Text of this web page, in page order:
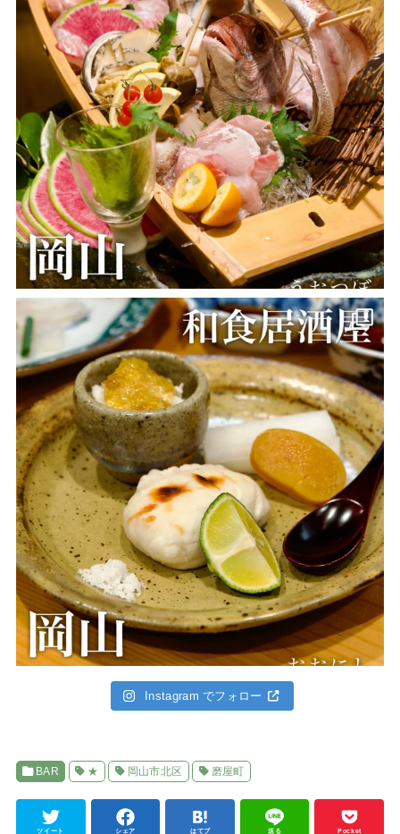
Instagram でフォロー
BAR ★ 岡山市北区 磨屋町
ツイート シェア はてブ 送る Pocket